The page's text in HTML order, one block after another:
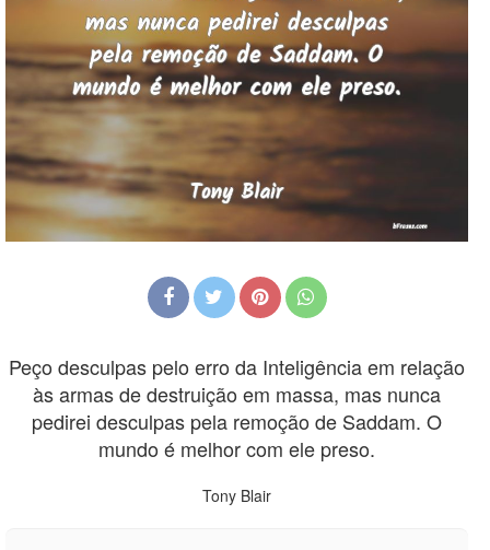
Peço desculpas pelo erro da Inteligência em relação
às armas de destruição em massa, mas nunca
pedirei desculpas pela remoção de Saddam. O
mundo é melhor com ele preso.
Tony Blair